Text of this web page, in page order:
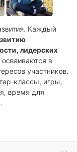
Каждый
лидерских
в
участников.
классы, игры,
время для